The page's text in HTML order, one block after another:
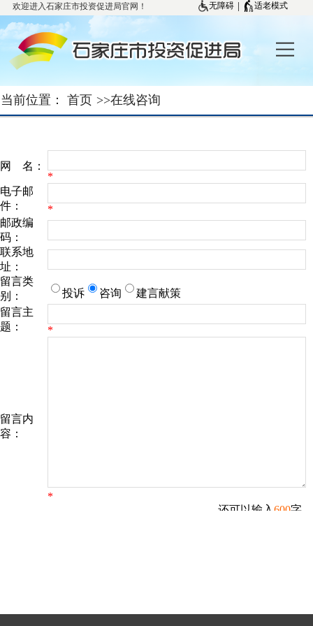
欢迎进入石家庄市投资促进局官网！ 无障碍| 适老模式
当前位置： 首页 >>在线咨询